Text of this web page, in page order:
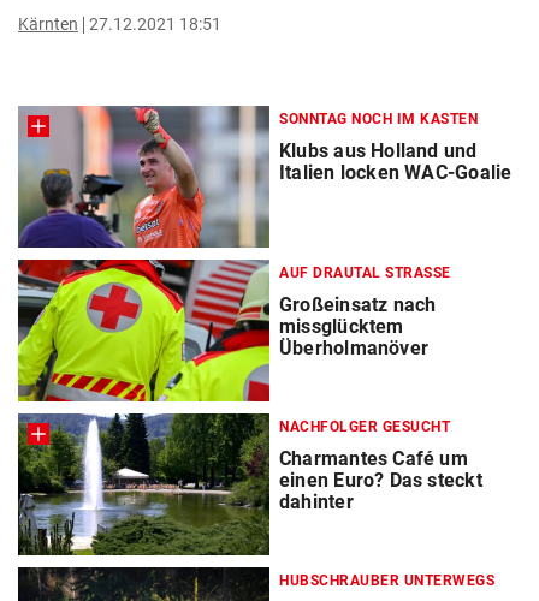
Kärnten 27.12.2021 18:51
SONNTAG NOCH IM KASTEN
Klubs aus Holland und
Italien locken WAC-Goalie
AUF DRAUTAL STRASSE
Großeinsatz nach
missglücktem
Überholmanöver
NACHFOLGER GESUCHT
Charmantes Café um
einen Euro? Das steckt
dahinter
HUBSCHRAUBER UNTERWEGS